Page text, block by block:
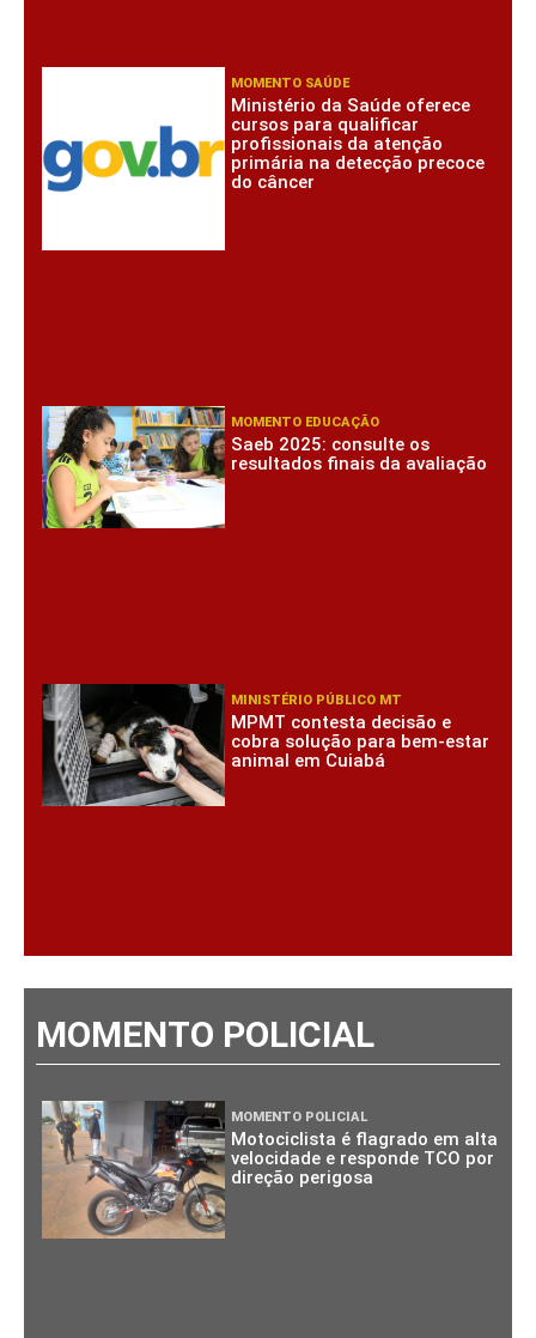
MOMENTO SAÚDE
Ministério da Saúde oferece
cursos para qualificar
profissionais da atenção
primária na detecção precoce
do câncer
MOMENTO EDUCAÇÃO
Saeb 2025: consulte os
resultados finais da avaliação
MINISTÉRIO PÚBLICO MT
MPMT contesta decisão e
cobra solução para bem-estar
animal em Cuiabá
MOMENTO POLICIAL
MOMENTO POLICIAL
Motociclista é flagrado em alta
velocidade e responde TCO por
direção perigosa